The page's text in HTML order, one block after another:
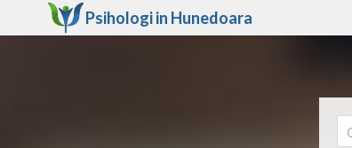
Psihologi in Hunedoara